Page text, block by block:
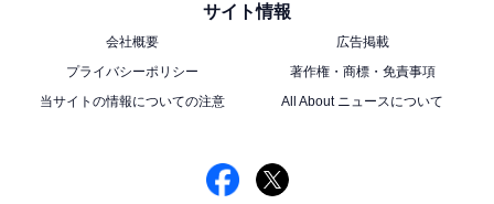
サイト情報
会社概要
広告掲載
プライバシーポリシー
著作権・商標・免責事項
当サイトの情報についての注意
All About ニュースについて